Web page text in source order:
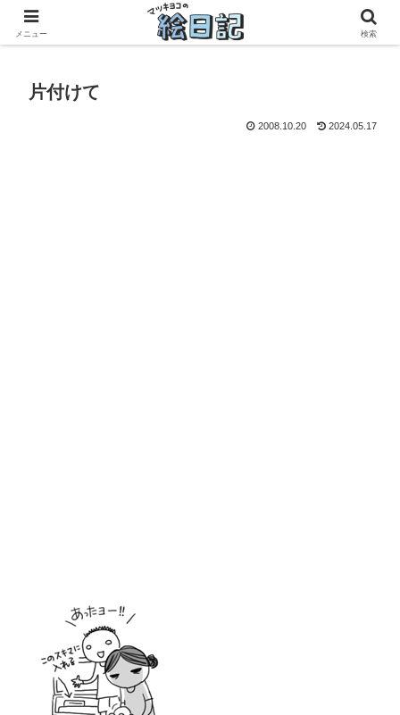
滋賀に移住した50代元主婦、フリーランス×パートの毎日
片付けて
2008.10.20 2024.05.17
メニュー 検索